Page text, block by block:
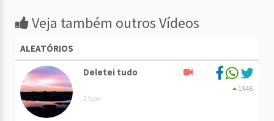
Veja também outros Vídeos
ALEATÓRIOS
Deletei tudo
2 Nov
1346